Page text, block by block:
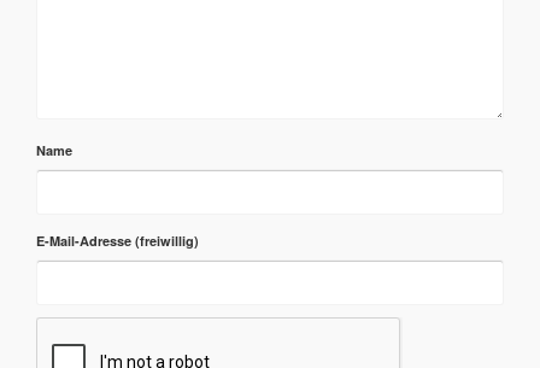
Name
E-Mail-Adresse